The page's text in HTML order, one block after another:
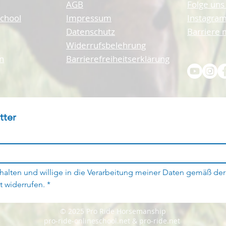
AGB
Impressum
Datenschutz
Widerrufsbelehrung
Barrierefreiheitserklärung
Folge
Barriere
und willige in die Verarbeitung meiner Daten gemäß
widerrufen. *
© 2025 Pro Ride Horsemanship
pro-ride-onlineschool.net & pro-ride.net